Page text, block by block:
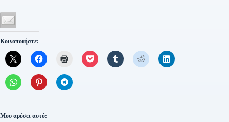
Κοινοποιήστε:
Μου αρέσει αυτό: